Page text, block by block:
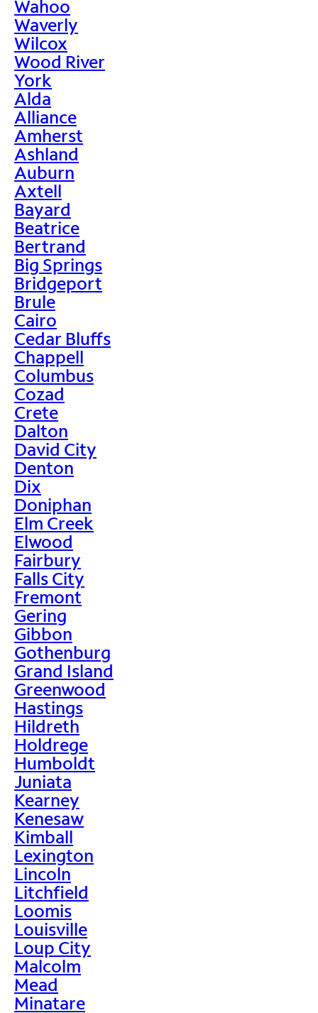
Wahoo
Waverly
Wilcox
Wood River
York
Alda
Alliance
Amherst
Ashland
Auburn
Axtell
Bayard
Beatrice
Bertrand
Big Springs
Bridgeport
Brule
Cairo
Cedar Bluffs
Chappell
Columbus
Cozad
Crete
Dalton
David City
Denton
Dix
Doniphan
Elm Creek
Elwood
Fairbury
Falls City
Fremont
Gering
Gibbon
Gothenburg
Grand Island
Greenwood
Hastings
Hildreth
Holdrege
Humboldt
Juniata
Kearney
Kenesaw
Kimball
Lexington
Lincoln
Litchfield
Loomis
Louisville
Loup City
Malcolm
Mead
Minatare